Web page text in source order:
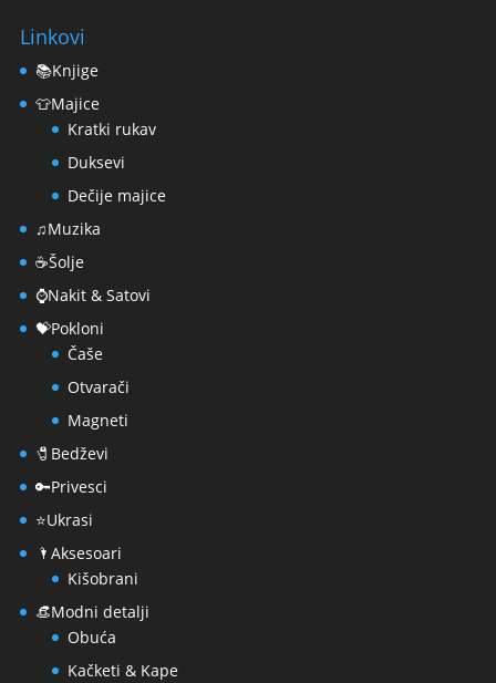
Linkovi
📚Knjige
👕Majice
Kratki rukav
Duksevi
Dečije majice
♫Muzika
☕Šolje
⌚Nakit & Satovi
💝Pokloni
Čaše
Otvarači
Magneti
🧷Bedževi
🔑Privesci
⭐Ukrasi
🌂Aksesoari
Kišobrani
👒Modni detalji
Obuća
Kačketi & Kape